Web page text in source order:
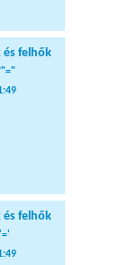
és felhők
és felhők